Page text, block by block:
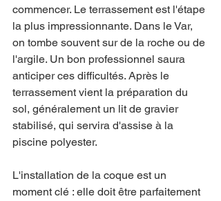
commencer. Le terrassement est l'étape
la plus impressionnante. Dans le Var,
on tombe souvent sur de la roche ou de
l'argile. Un bon professionnel saura
anticiper ces difficultés. Après le
terrassement vient la préparation du
sol, généralement un lit de gravier
stabilisé, qui servira d'assise à la
piscine polyester.
L'installation de la coque est un
moment clé : elle doit être parfaitement